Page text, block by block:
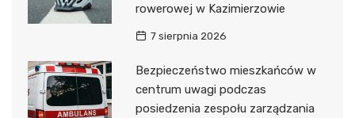
rowerowej w Kazimierzowie
7 sierpnia 2026
Bezpieczeństwo mieszkańców w
centrum uwagi podczas
posiedzenia zespołu zarządzania